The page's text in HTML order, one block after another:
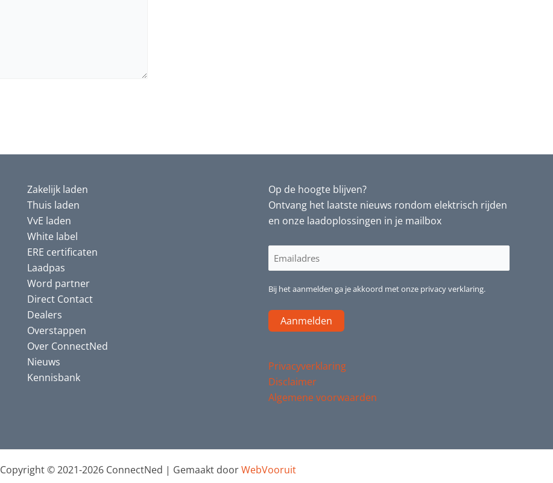
Zakelijk laden
Thuis laden
VvE laden
White label
ERE certificaten
Laadpas
Word partner
Direct Contact
Dealers
Overstappen
Over ConnectNed
Nieuws
Kennisbank
Op de hoogte blijven?
Ontvang het laatste nieuws rondom elektrisch rijden
en onze laadoplossingen in je mailbox
E-
mailadres
(Vereist)
Bij het aanmelden ga je akkoord met onze privacy verklaring.
Privacyverklaring
Disclaimer
Algemene voorwaarden
Copyright © 2021-2026 ConnectNed | Gemaakt doorWebVooruit